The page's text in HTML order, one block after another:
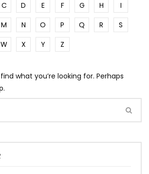
C D E F G H
I
M N O P Q R
S
W X Y Z
what you’re looking for. Perhaps